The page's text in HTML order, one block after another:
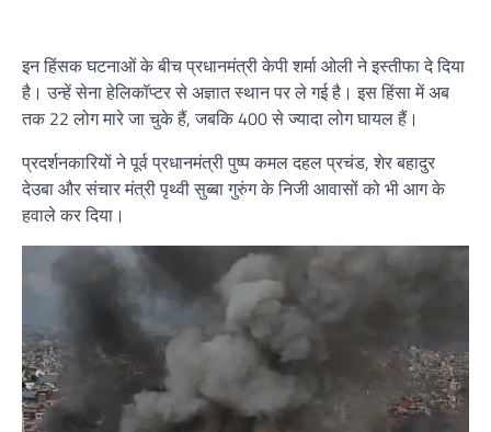
इन हिंसक घटनाओं के बीच प्रधानमंत्री केपी शर्मा ओली ने इस्तीफा दे दिया
है। उन्हें सेना हेलिकॉप्टर से अ‍ज्ञात स्थान पर ले गई है। इस हिंसा में अब
तक 22 लोग मारे जा चुके हैं, जबकि 400 से ज्यादा लोग घायल हैं।
प्रदर्शनकारियों ने पूर्व प्रधानमंत्री पुष्प कमल दहल प्रचंड, शेर बहादुर
देउबा और संचार मंत्री पृथ्वी सुब्बा गुरुंग के निजी आवासों को भी आग के
हवाले कर दिया।